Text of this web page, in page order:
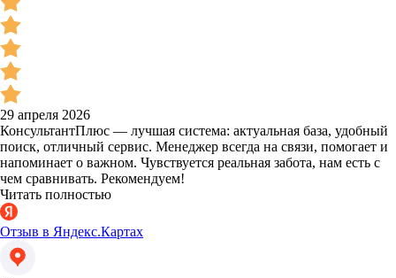
29 апреля 2026
КонсультантПлюс — лучшая система: актуальная база, удобный
поиск, отличный сервис. Менеджер всегда на связи, помогает и
напоминает о важном. Чувствуется реальная забота, нам есть с
чем сравнивать. Рекомендуем!
Читать полностью
Отзыв в Яндекс.Картах